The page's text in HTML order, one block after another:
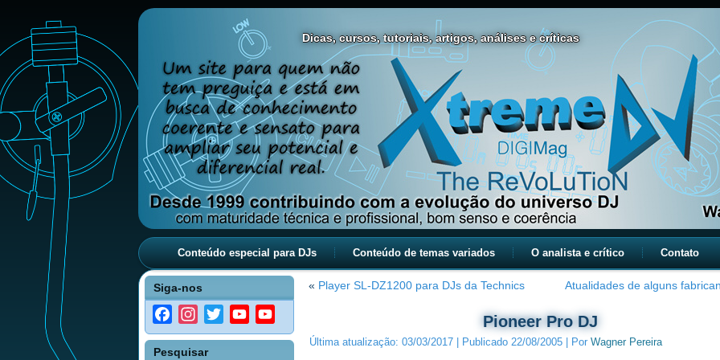
Dicas, cursos, tutoriais, artigos, análises e críticas
Conteúdo especial para DJs Conteúdo de temas variados O analista e crítico Contato
Siga-nos
FacebookInstagramTwitterYouTube
Channel
Pesquisar
« Player SL-DZ1200 para DJs da Technics Atualidades de alguns
Pioneer Pro DJ
Última atualização: 03/03/2017 Publicado 22/08/2005 Por Wagner Pereira